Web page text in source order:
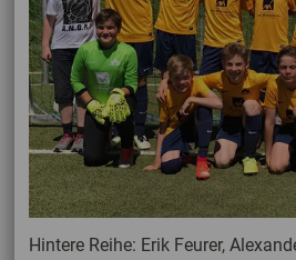
Hintere Reihe: Erik Feurer,